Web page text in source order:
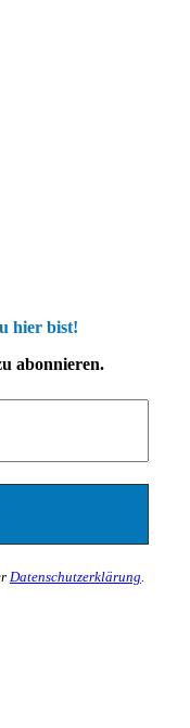
hier bist!
abonnieren.
Datenschutzerklärung